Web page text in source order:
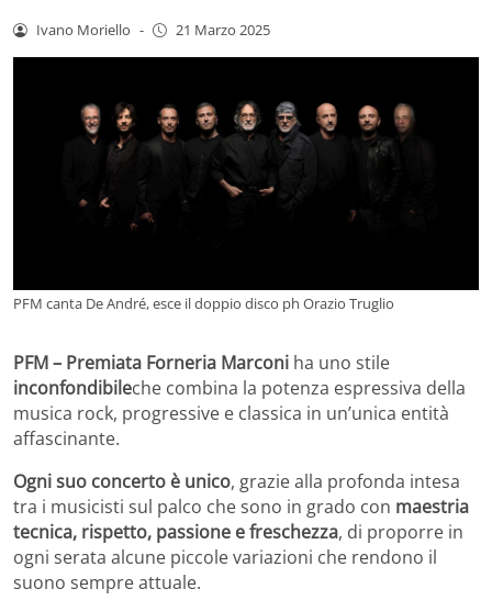
Ivano Moriello - 21 Marzo 2025
PFM canta De André, esce il doppio disco ph Orazio Truglio
PFM – Premiata Forneria Marconi ha uno stile
inconfondibileche combina la potenza espressiva della
musica rock, progressive e classica in un’unica entità
affascinante.
Ogni suo concerto è unico, grazie alla profonda intesa
tra i musicisti sul palco che sono in grado con maestria
tecnica, rispetto, passione e freschezza, di proporre in
ogni serata alcune piccole variazioni che rendono il
suono sempre attuale.